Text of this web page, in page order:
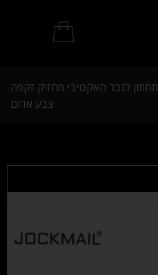
תחתון לגבר האקטיבי מחזיק זקפה
צבע אדום